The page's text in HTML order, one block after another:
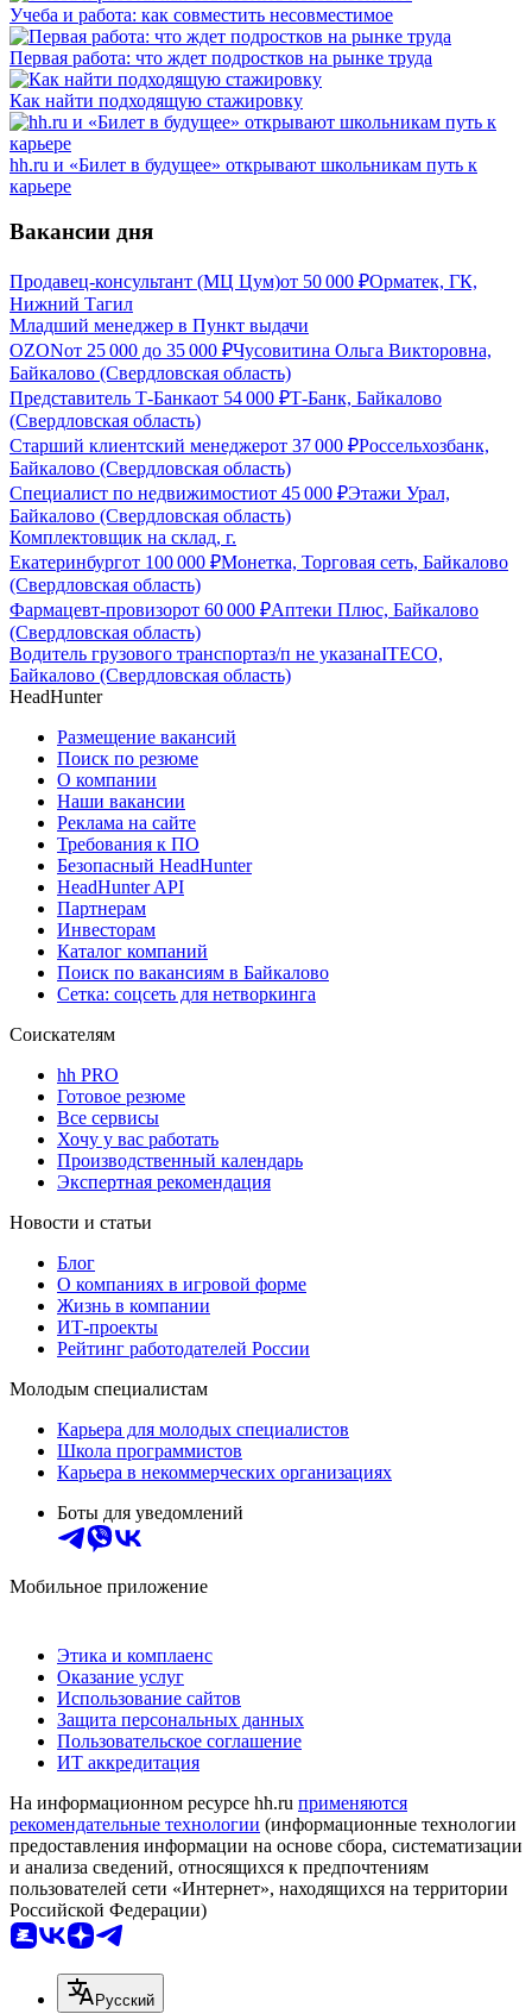
Учеба и работа: как совместить несовместимое
Первая работа: что ждет подростков на рынке труда
Как найти подходящую стажировку
hh.ru и «Билет в будущее» открывают школьникам путь к
карьере
Вакансии дня
Продавец-консультант (МЦ Цум)от 50 000 ₽Орматек, ГК,
Нижний Тагил
Младший менеджер в Пункт выдачи
OZONот 25 000 до 35 000 ₽Чусовитина Ольга Викторовна,
Байкалово (Свердловская область)
Представитель Т-Банкаот 54 000 ₽Т-Банк, Байкалово
(Свердловская область)
Старший клиентский менеджерот 37 000 ₽Россельхозбанк,
Байкалово (Свердловская область)
Специалист по недвижимостиот 45 000 ₽Этажи Урал,
Байкалово (Свердловская область)
Комплектовщик на склад, г.
Екатеринбургот 100 000 ₽Монетка, Торговая сеть, Байкалово
(Свердловская область)
Фармацевт-провизорот 60 000 ₽Аптеки Плюс, Байкалово
(Свердловская область)
Водитель грузового транспортаз/п не указанаITECO,
Байкалово (Свердловская область)
HeadHunter
Размещение вакансий
Поиск по резюме
О компании
Наши вакансии
Реклама на сайте
Требования к ПО
Безопасный HeadHunter
HeadHunter API
Партнерам
Инвесторам
Каталог компаний
Поиск по вакансиям в Байкалово
Сетка: соцсеть для нетворкинга
Соискателям
hh PRO
Готовое резюме
Все сервисы
Хочу у вас работать
Производственный календарь
Экспертная рекомендация
Новости и статьи
Блог
О компаниях в игровой форме
Жизнь в компании
ИТ-проекты
Рейтинг работодателей России
Молодым специалистам
Карьера для молодых специалистов
Школа программистов
Карьера в некоммерческих организациях
Боты для уведомлений
Мобильное приложение
Этика и комплаенс
Оказание услуг
Использование сайтов
Защита персональных данных
Пользовательское соглашение
ИТ аккредитация
На информационном ресурсе hh.ru применяются
рекомендательные технологии (информационные технологии
предоставления информации на основе сбора, систематизации
и анализа сведений, относящихся к предпочтениям
пользователей сети «Интернет», находящихся на территории
Российской Федерации)
Русский